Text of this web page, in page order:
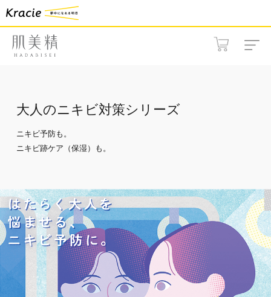
大人のニキビ対策シリーズ
ニキビ予防も。
ニキビ跡ケア（保湿）も。